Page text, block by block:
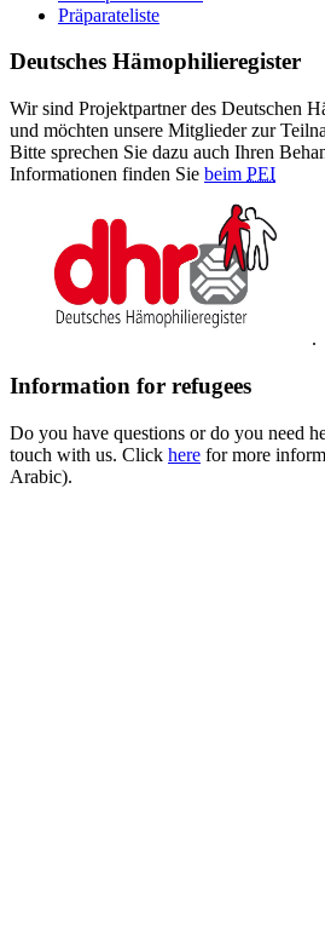
Präparateliste
Deutsches Hämophilieregister
Wir sind Projektpartner des Deutschen
und möchten unsere Mitglieder zur
Bitte sprechen Sie dazu auch Ihren
Informationen finden Sie beim PEI
.
Information for refugees
Do you have questions or do you need
touch with us. Click here for more
Arabic).